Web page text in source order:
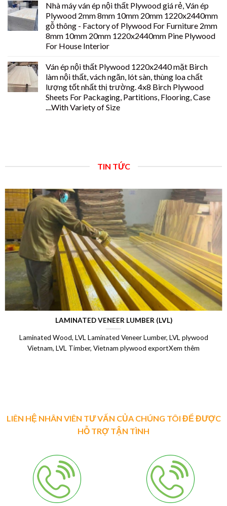
Nhà máy ván ép nội thất Plywood giá rẻ, Ván ép
Plywood 2mm 8mm 10mm 20mm 1220x2440mm
gỗ thông - Factory of Plywood For Furniture 2mm
8mm 10mm 20mm 1220x2440mm Pine Plywood
For House Interior
Ván ép nội thất Plywood 1220x2440 mặt Birch
làm nội thất, vách ngăn, lót sàn, thùng loa chất
lượng tốt nhất thị trường. 4x8 Birch Plywood
Sheets For Packaging, Partitions, Flooring, Case
....With Variety of Size
TIN TỨC
LAMINATED VENEER LUMBER (LVL)
Laminated Wood, LVL Laminated Veneer Lumber, LVL plywood
Vietnam, LVL Timber, Vietnam plywood exportXem thêm
LIÊN HỆ NHÂN VIÊN TƯ VẤN CỦA CHÚNG TÔI ĐỂ ĐƯỢC
HỖ TRỢ TẬN TÌNH